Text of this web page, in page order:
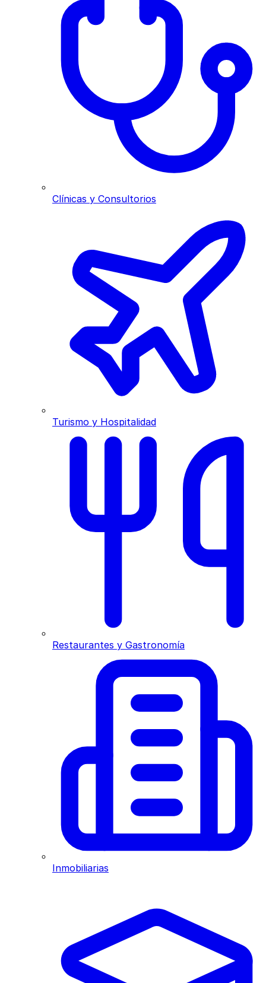
Clínicas y Consultorios
Turismo y Hospitalidad
Restaurantes y Gastronomía
Inmobiliarias